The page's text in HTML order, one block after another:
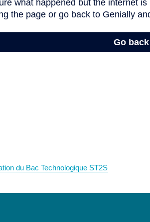
du Bac Technologique ST2S